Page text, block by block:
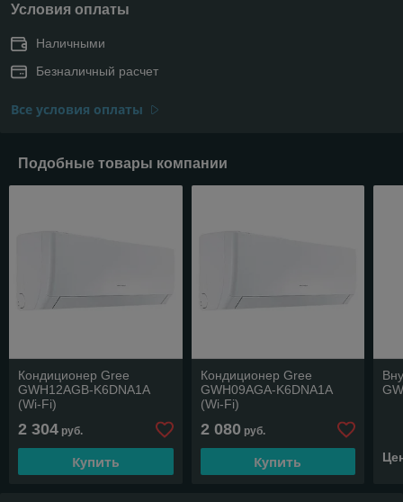
Условия оплаты
Наличными
Безналичный расчет
Все условия оплаты
Подобные товары компании
Кондиционер Gree
GWH12AGB-K6DNA1A
(Wi-Fi)
2 304 руб.
Купить
Кондиционер Gree
GWH09AGA-K6DNA1A
(Wi-Fi)
2 080руб.
Купить